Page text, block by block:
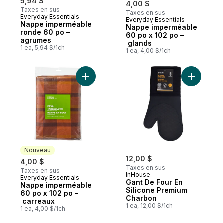
Taxes en sus
Everyday Essentials
Nappe imperméable
ronde 60 po –
agrumes
1 ea, 5,94 $/1ch
4,00 $
Taxes en sus
Nouveau
Everyday Essentials
Nappe imperméable
60 po x 102 po –
glands
1 ea, 4,00 $/1ch
Nouveau
4,00 $
Taxes en sus
Nouveau
Everyday Essentials
Nappe imperméable
60 po x 102 po –
carreaux
1 ea, 4,00 $/1ch
Ajouter Nappe imperméable 60 po x 102
12,00 $
Taxes en sus
InHouse
Gant De Four En
Silicone Premium
Charbon
1 ea, 12,00 $/1ch
Ajouter